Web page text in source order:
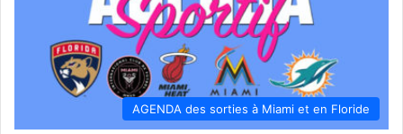
AGENDA des sorties à Miami et en Floride